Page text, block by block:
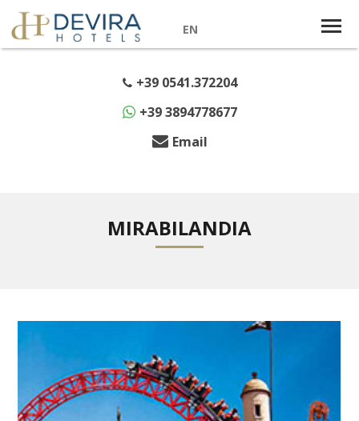
EN
+39 0541.372204
+39 3894778677
Email
MIRABILANDIA